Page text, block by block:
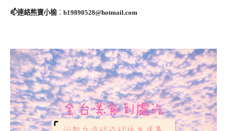
📫連絡熊寶小榆： b19890528@hotmail.com